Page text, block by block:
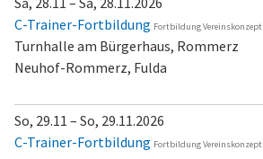
C-Trainer-Fortbildung Fortbildung Vereinskonzept
Turnhalle am Bürgerhaus, Rommerz
Neuhof-Rommerz, Fulda
So, 29.11 – So, 29.11.2026
C-Trainer-Fortbildung Fortbildung Vereinskonzept